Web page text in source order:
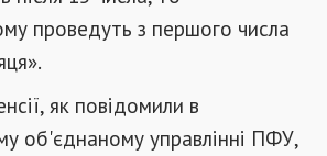
проведуть з першого числа
як повідомили в
об'єднаному управлінні ПФУ,